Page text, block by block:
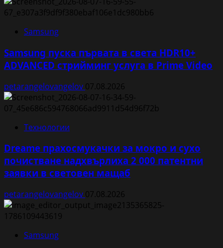
Samsung
Samsung пуска първата в света HDR10+
ADVANCED стрийминг услуга в Prime Video
petarangelovangelov 07.08.2026
Технологии
Dreame прахосмукачки за мокро и сухо
почистване надхвърлиха 2 000 патентни
заявки в световен мащаб
petarangelovangelov 07.08.2026
Samsung